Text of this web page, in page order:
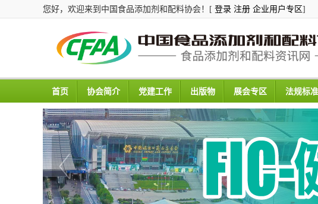
您好，欢迎来到中国食品添加剂和配料协会！[ 登录 注册 企业用户专区]
首页 协会简介 党建工作 出版物 展会专区 法规标准